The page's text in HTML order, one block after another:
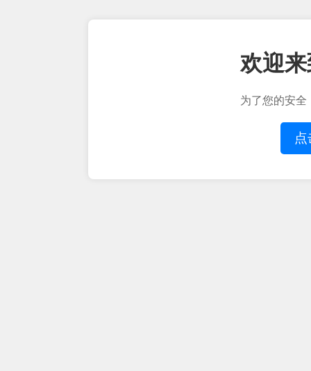
欢迎
为了您的安全